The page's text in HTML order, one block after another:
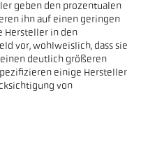
geben den prozentualen
ihn auf einen geringen
Hersteller in den
vor, wohlweislich, dass sie
deutlich größeren
einige Hersteller
von